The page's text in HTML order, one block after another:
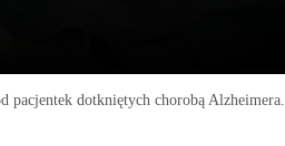
pacjentek dotkniętych chorobą Alzheimera.